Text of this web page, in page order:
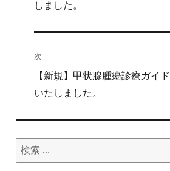
ナ
ビ
ゲ
ー
ョ
ン
去
稿:
しました。
次
次
の
【新規】甲状腺腫瘍診療ガイ
いたしました。
検
索